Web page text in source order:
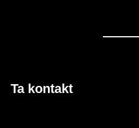
Ta kontakt